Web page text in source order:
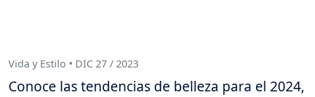
Vida y Estilo • DIC 27 / 2023
Conoce las tendencias de belleza para el 2024,